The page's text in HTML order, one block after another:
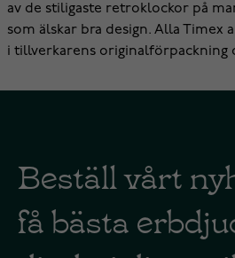
av de stiligaste retroklockor på
som älskar bra design. Alla Timex
i tillverkarens originalförpackning
Beställ vårt
få bästa